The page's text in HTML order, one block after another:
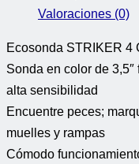
Valoraciones (0)
Ecosonda STRIKER 4
Sonda en color de
alta sensibilidad
Encuentre peces;
muelles y rampas
Cómodo